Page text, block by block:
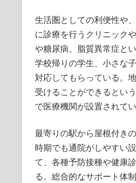
生活圏としての利便性や
に診療を行うクリニック
や糖尿病、脂質異常症と
学校帰りの学生、小さな
対応してもらっている。
受けることができるとい
で医療機関が設置されて
最寄りの駅から屋根付き
時期でも通院がしやすい
て、各種予防接種や健康
る。総合的なサポート体